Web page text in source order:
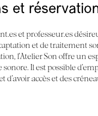
et
et professeur.es
et de traitement
l’Atelier Son offre un
Il est possible
d’avoir accès et des